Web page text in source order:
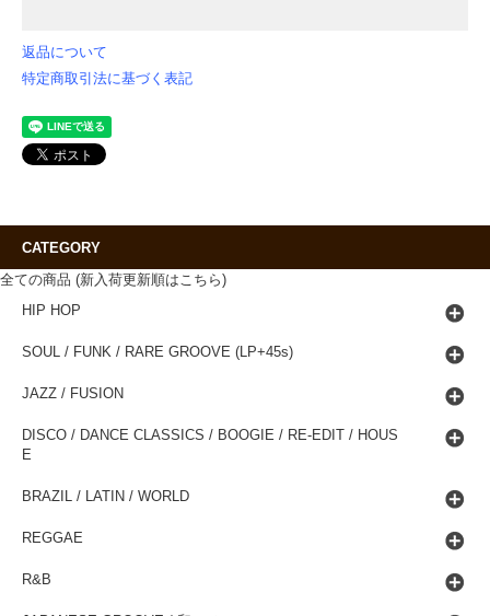
返品について
特定商取引法に基づく表記
CATEGORY
全ての商品 (新入荷更新順はこちら)
HIP HOP
SOUL / FUNK / RARE GROOVE (LP+45s)
JAZZ / FUSION
DISCO / DANCE CLASSICS / BOOGIE / RE-EDIT / HOUS
E
BRAZIL / LATIN / WORLD
REGGAE
R&B